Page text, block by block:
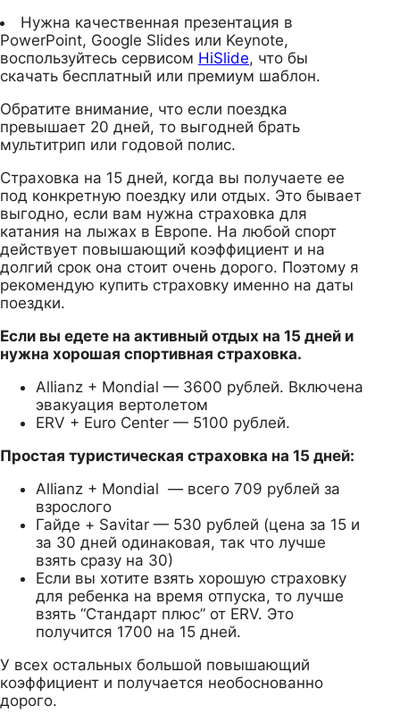
Нужна качественная презентация в
PowerPoint, Google Slides или Keynote,
воспользуйтесь сервисом HiSlide, что бы
скачать бесплатный или премиум шаблон.
Обратите внимание, что если поездка
превышает 20 дней, то выгодней брать
мультитрип или годовой полис.
Страховка на 15 дней, когда вы получаете ее
под конкретную поездку или отдых. Это бывает
выгодно, если вам нужна страховка для
катания на лыжах в Европе. На любой спорт
действует повышающий коэффициент и на
долгий срок она стоит очень дорого. Поэтому я
рекомендую купить страховку именно на даты
поездки.
Если вы едете на активный отдых на 15 дней и
нужна хорошая спортивная страховка.
Allianz + Mondial — 3600 рублей. Включена
эвакуация вертолетом
ERV + Euro Center — 5100 рублей.
Простая туристическая страховка на 15 дней:
Allianz + Mondial — всего 709 рублей за
взрослого
Гайде + Savitar — 530 рублей (цена за 15 и
за 30 дней одинаковая, так что лучше
взять сразу на 30)
Если вы хотите взять хорошую страховку
для ребенка на время отпуска, то лучше
взять “Стандарт плюс” от ERV. Это
получится 1700 на 15 дней.
У всех остальных большой повышающий
коэффициент и получается необоснованно
дорого.